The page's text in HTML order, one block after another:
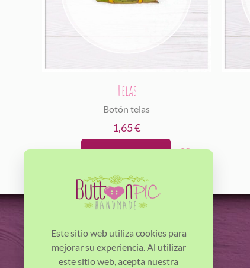
Telas
Botón telas
1,65€
Este sitio web utiliza cookies para
mejorar su experiencia. Al utilizar
este sitio web, acepta nuestra